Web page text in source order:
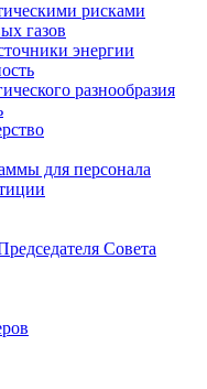
рисками
газов
энергии
разнообразия
для персонала
Совета